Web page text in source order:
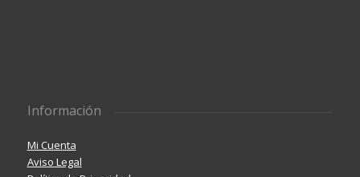
Información
Mi Cuenta
Aviso Legal